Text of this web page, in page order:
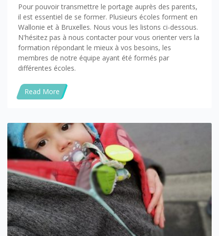
Pour pouvoir transmettre le portage auprès des parents,
il est essentiel de se former. Plusieurs écoles forment en
Wallonie et à Bruxelles. Nous vous les listons ci-dessous.
N'hésitez pas à nous contacter pour vous orienter vers la
formation répondant le mieux à vos besoins, les
membres de notre équipe ayant été formés par
différentes écoles.
Read More